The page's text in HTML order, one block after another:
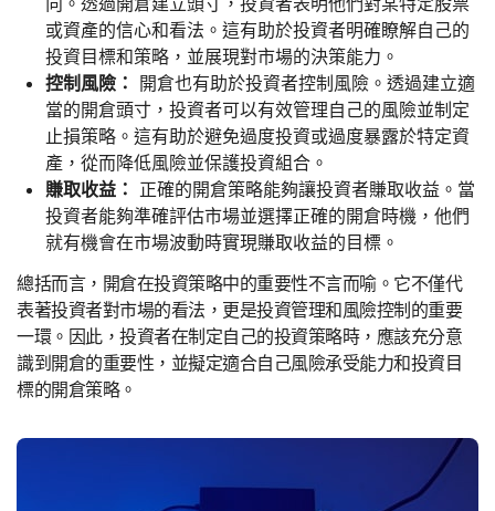
或資產的信心和看法。這有助於投資者明確瞭解自己的
投資目標和策略，並展現對市場的決策能力。
控制風險：
開倉也有助於投資者控制風險。透過建立適
當的開倉頭寸，投資者可以有效管理自己的風險並制定
止損策略。這有助於避免過度投資或過度暴露於特定資
產，從而降低風險並保護投資組合。
賺取收益： 正確的開倉策略能夠讓投資者賺取收益。當
投資者能夠準確評估市場並選擇正確的開倉時機，他們
就有機會在市場波動時實現賺取收益的目標。
總括而言，開倉在投資策略中的重要性不言而喻。它不僅代
表著投資者對市場的看法，更是投資管理和風險控制的重要
一環。因此，投資者在制定自己的投資策略時，應該充分意
識到開倉的重要性，並擬定適合自己風險承受能力和投資目
標的開倉策略。